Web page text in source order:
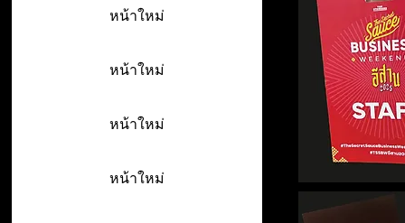
หน้าใหม่
หน้าใหม่
หน้าใหม่
หน้าใหม่